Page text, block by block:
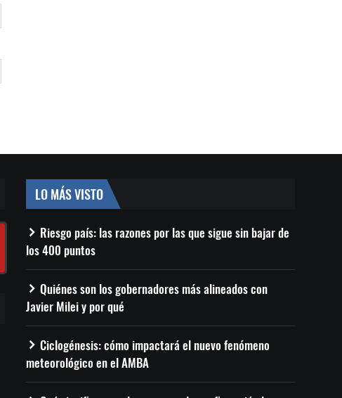
LO MÁS VISTO
Riesgo país: las razones por las que sigue sin bajar de
los 400 puntos
Quiénes son los gobernadores más alineados con
Javier Milei y por qué
Ciclogénesis: cómo impactará el nuevo fenómeno
meteorológico en el AMBA